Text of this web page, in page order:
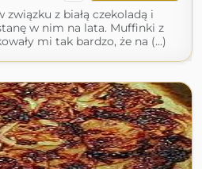
związku z białą czekoladą i
w nim na lata. Muffinki z
mi tak bardzo, że na (...)